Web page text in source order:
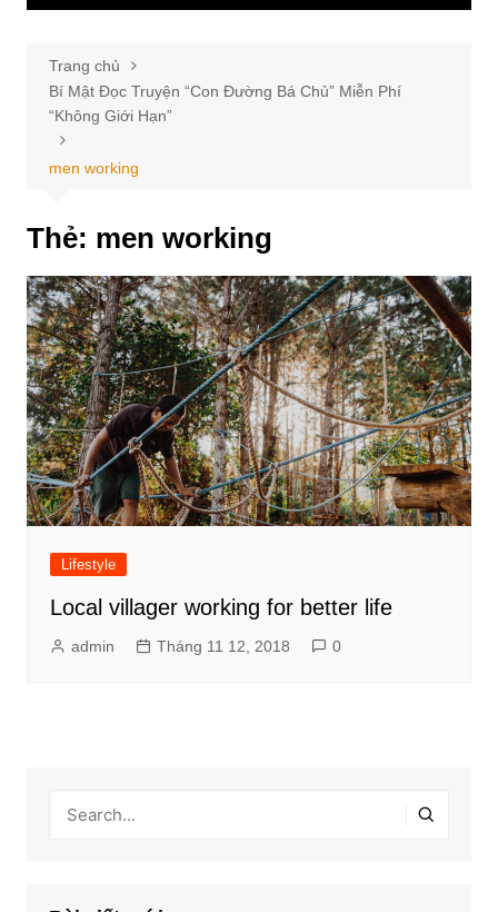
Trang chủ
Bí Mật Đọc Truyện “Con Đường Bá Chủ” Miễn Phí
“Không Giới Hạn”
men working
Thẻ: men working
Lifestyle
Local villager working for better life
admin Tháng 11 12, 2018 0